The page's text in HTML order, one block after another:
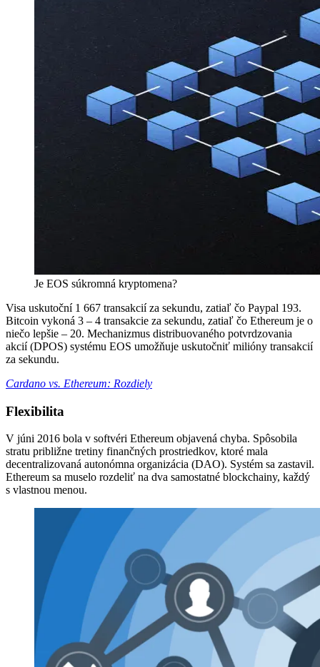
Je EOS súkromná kryptomena?
Visa uskutoční 1 667 transakcií za sekundu, zatiaľ čo Paypal 193.
Bitcoin vykoná 3 – 4 transakcie za sekundu, zatiaľ čo Ethereum je o
niečo lepšie – 20. Mechanizmus distribuovaného potvrdzovania
akcií (DPOS) systému EOS umožňuje uskutočniť milióny transakcií
za sekundu.
Cardano vs. Ethereum: Rozdiely
Flexibilita
V júni 2016 bola v softvéri Ethereum objavená chyba. Spôsobila
stratu približne tretiny finančných prostriedkov, ktoré mala
decentralizovaná autonómna organizácia (DAO). Systém sa zastavil.
Ethereum sa muselo rozdeliť na dva samostatné blockchainy, každý
s vlastnou menou.